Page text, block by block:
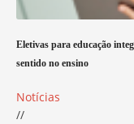
Eletivas para educação
sentido no ensino
Notícias
//